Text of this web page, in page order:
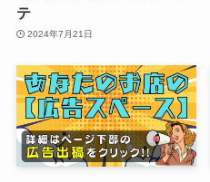
テ
2024年7月21日